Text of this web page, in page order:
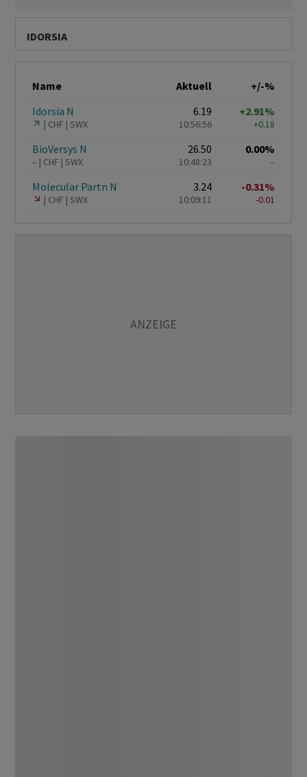
IDORSIA
Name Aktuell
+/-%
Idorsia N
CHF SWX
6.19
10:56:56
+2.91%
+0.18
BioVersys N
– CHF SWX
26.50
10:48:23
0.00%
–
Molecular Partn N
CHF SWX
3.24
10:09:11
-0.31%
-0.01